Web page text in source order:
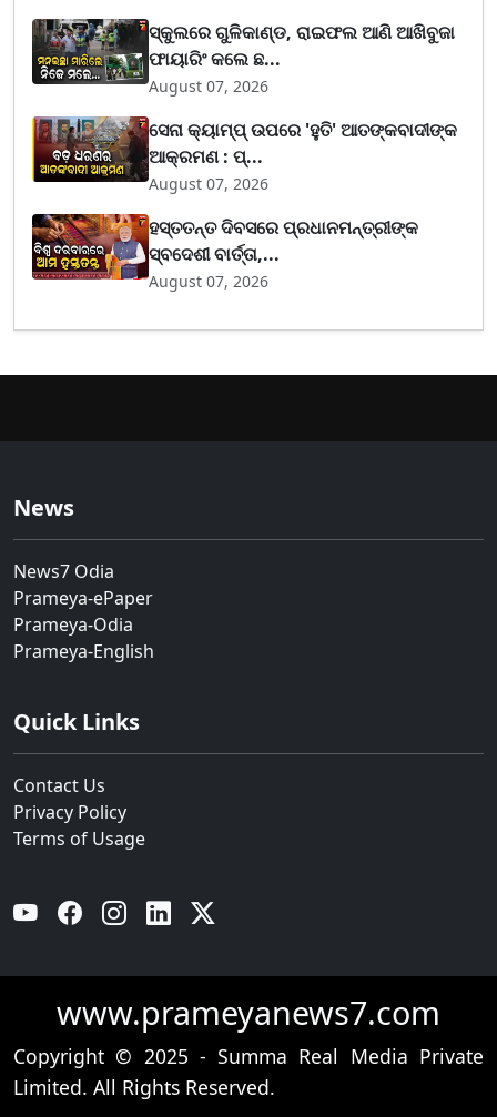
ସ୍କୁଲରେ ଗୁଳିକାଣ୍ଡ, ରାଇଫଲ ଆଣି ଆଖିବୁଜା
ଫାୟାରିଂ କଲେ ଛ...
August 07, 2026
ସେନା କ୍ୟାମ୍ପ୍ ଉପରେ 'ହୁତି' ଆତଙ୍କବାଦୀଙ୍କ
ଆକ୍ରମଣ : ପ୍...
August 07, 2026
ହସ୍ତତନ୍ତ ଦିବସରେ ପ୍ରଧାନମନ୍ତ୍ରୀଙ୍କ
ସ୍ବଦେଶୀ ବାର୍ତ୍ତା,...
August 07, 2026
News
News7 Odia
Prameya-ePaper
Prameya-Odia
Prameya-English
Quick Links
Contact Us
Privacy Policy
Terms of Usage
YouTube Facebook Instagram Linkedin
www.prameyanews7.com
Copyright © 2025 - Summa Real Media Private
Limited. All Rights Reserved.